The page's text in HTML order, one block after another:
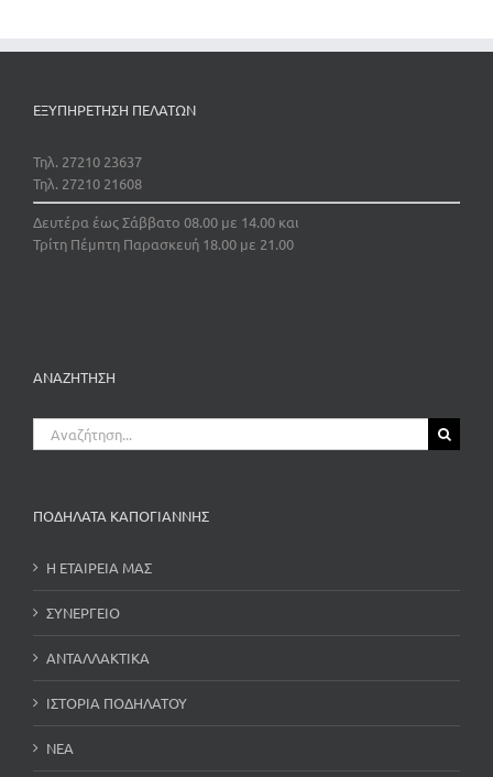
ΕΞΥΠΗΡΕΤΗΣΗ ΠΕΛΑΤΩΝ
Τηλ. 27210 23637
Τηλ. 27210 21608
Δευτέρα έως Σάββατο 08.00 με 14.00 και
Τρίτη Πέμπτη Παρασκευή 18.00 με 21.00
ΑΝΑΖΗΤΗΣΗ
Αναζήτηση
για:
ΠΟΔΗΛΑΤΑ ΚΑΠΟΓΙΑΝΝΗΣ
Η ΕΤΑΙΡΕΙΑ ΜΑΣ
ΣΥΝΕΡΓΕΙΟ
ΑΝΤΑΛΛΑΚΤΙΚΑ
ΙΣΤΟΡΙΑ ΠΟΔΗΛΑΤΟΥ
ΝΕΑ